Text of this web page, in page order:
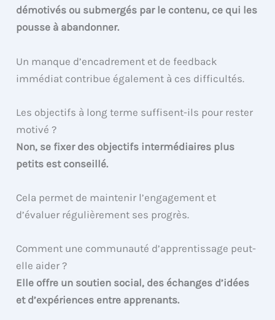
démotivés ou submergés par le contenu, ce qui les
pousse à abandonner.
Un manque d’encadrement et de feedback
immédiat contribue également à ces difficultés.
Les objectifs à long terme suffisent-ils pour rester
motivé ?
Non, se fixer des objectifs intermédiaires plus
petits est conseillé.
Cela permet de maintenir l’engagement et
d’évaluer régulièrement ses progrès.
Comment une communauté d’apprentissage peut-
elle aider ?
Elle offre un soutien social, des échanges d’idées
et d’expériences entre apprenants.